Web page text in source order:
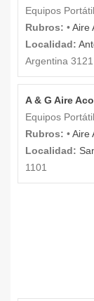
Equipos
Rubros: •Aire
Localidad:
Argentina 3121
A & G Aire
Equipos
Rubros: •Aire
Localidad:
1101